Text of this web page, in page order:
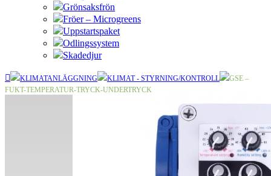
Grönsaksfrön
Fröer – Microgreens
Uppstartspaket
Odlingssystem
Skadedjur
KLIMATANLÄGGNING KLIMAT - STYRNING/KONTROLL
GSE –
FUKT-TEMPERATUR-TRYCK-UNDERTRYCK